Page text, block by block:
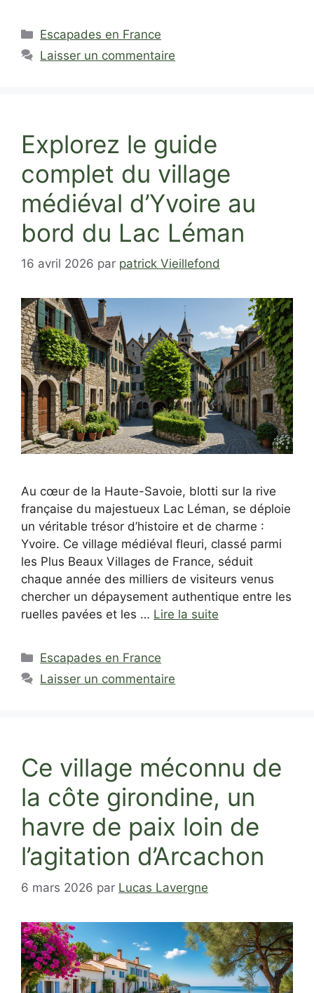
Catégories
Escapades en France
Laisser un commentaire
Explorez le guide
complet du village
médiéval d’Yvoire au
bord du Lac Léman
16 avril 2026 par patrick Vieillefond
Au cœur de la Haute-Savoie, blotti sur la rive
française du majestueux Lac Léman, se déploie
un véritable trésor d’histoire et de charme :
Yvoire. Ce village médiéval fleuri, classé parmi
les Plus Beaux Villages de France, séduit
chaque année des milliers de visiteurs venus
chercher un dépaysement authentique entre les
ruelles pavées et les … Lire la suite
Catégories
Escapades en France
Laisser un commentaire
Ce village méconnu de
la côte girondine, un
havre de paix loin de
l’agitation d’Arcachon
6 mars 2026 par Lucas Lavergne